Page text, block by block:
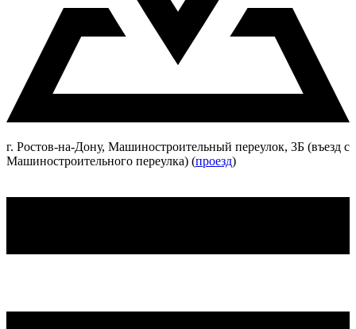
г. Ростов-на-Дону, Машиностроительный переулок, 3Б (въезд с
Машиностроительного переулка) (проезд)